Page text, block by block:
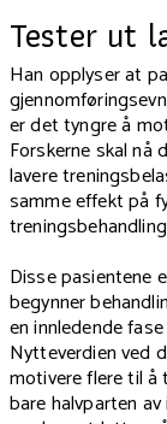
Tester ut
Han opplyser at
er det tyngre å
Forskerne skal nå
lavere
samme effekt på
Disse pasientene
begynner
en innledende
Nytteverdien ved
motivere flere til å
bare halvparten